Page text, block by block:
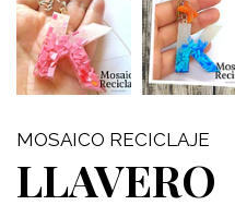
MOSAICO RECICLAJE
LLAVERO